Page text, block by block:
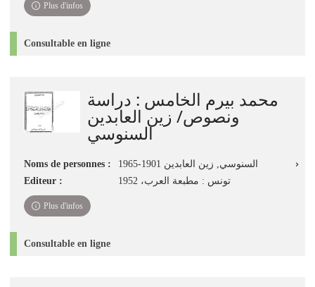
Plus d'infos
Consultable en ligne
محمد بيرم الخامس : دراسة
ونصوص/ زين العابدين
السنوسي
Noms de personnes :
السنوسي‏, ‏زين العابدين‏ ‏1965-1901‏
Editeur :
تونس : مطبعة العرب، 1952
Plus d'infos
Consultable en ligne